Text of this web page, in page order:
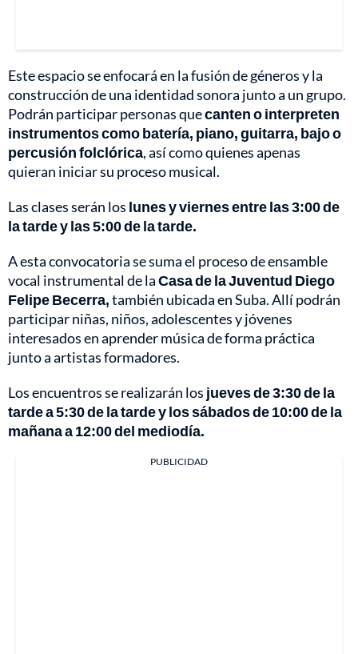
Este espacio se enfocará en la fusión de géneros y la
construcción de una identidad sonora junto a un grupo.
Podrán participar personas quecanten o interpreten
instrumentos como batería, piano, guitarra, bajo o
percusión folclórica, así como quienes apenas
quieran iniciar su proceso musical.
Las clases serán los lunes y viernes entre las 3:00 de
la tarde y las 5:00 de la tarde.
A esta convocatoria se suma el proceso de ensamble
vocal instrumental de laCasa de la Juventud Diego
Felipe Becerra,también ubicada en Suba. Allí podrán
participar niñas, niños, adolescentes y jóvenes
interesados en aprender música de forma práctica
junto a artistas formadores.
Los encuentros se realizarán los jueves de 3:30 de la
tarde a 5:30 de la tarde y los sábados de 10:00 de la
mañana a 12:00 del mediodía.
PUBLICIDAD